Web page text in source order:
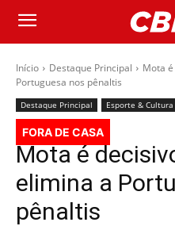
Início Destaque Principal
Mota
Portuguesa nos pênaltis
Destaque Principal Esporte & Cultura
FORA DE CASA
Mota é
elimina a
pênaltis